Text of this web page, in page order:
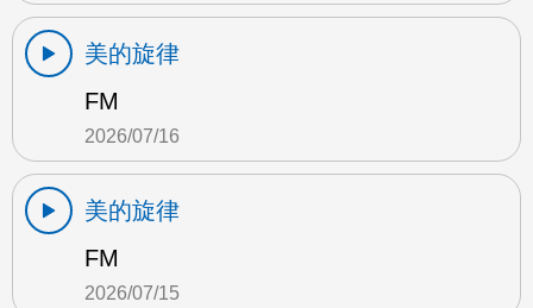
美的旋律
FM
2026/07/16
美的旋律
FM
2026/07/15